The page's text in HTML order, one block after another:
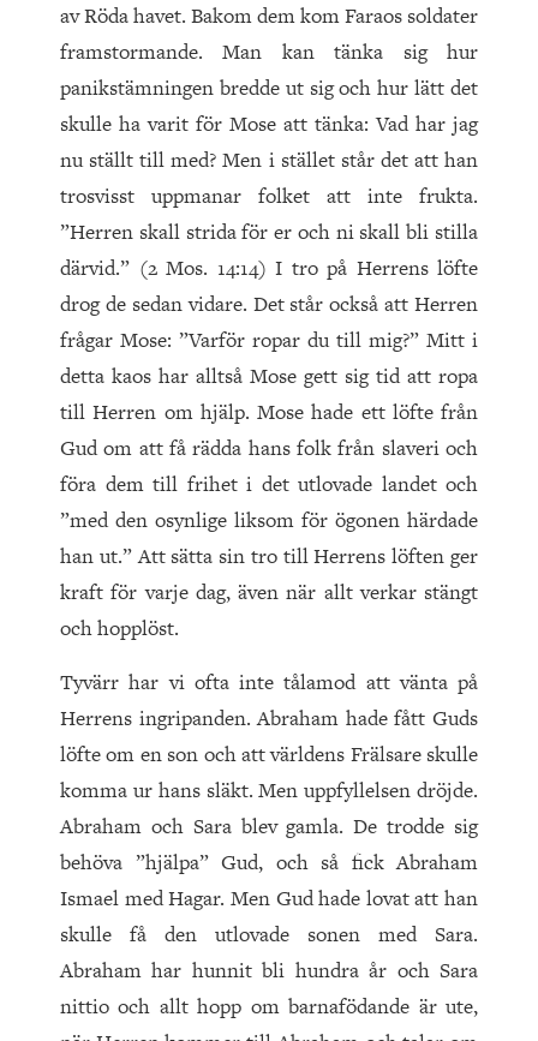
av Röda havet. Bakom dem kom Faraos soldater
framstormande. Man kan tänka sig hur
panikstämningen bredde ut sig och hur lätt det
skulle ha varit för Mose att tänka: Vad har jag
nu ställt till med? Men i stället står det att han
trosvisst uppmanar folket att inte frukta.
”Herren skall strida för er och ni skall bli stilla
därvid.” (2 Mos. 14:14) I tro på Herrens löfte
drog de sedan vidare. Det står också att Herren
frågar Mose: ”Varför ropar du till mig?” Mitt i
detta kaos har alltså Mose gett sig tid att ropa
till Herren om hjälp. Mose hade ett löfte från
Gud om att få rädda hans folk från slaveri och
föra dem till frihet i det utlovade landet och
”med den osynlige liksom för ögonen härdade
han ut.” Att sätta sin tro till Herrens löften ger
kraft för varje dag, även när allt verkar stängt
och hopplöst.
Tyvärr har vi ofta inte tålamod att vänta på
Herrens ingripanden. Abraham hade fått Guds
löfte om en son och att världens Frälsare skulle
komma ur hans släkt. Men uppfyllelsen dröjde.
Abraham och Sara blev gamla. De trodde sig
behöva ”hjälpa” Gud, och så fick Abraham
Ismael med Hagar. Men Gud hade lovat att han
skulle få den utlovade sonen med Sara.
Abraham har hunnit bli hundra år och Sara
nittio och allt hopp om barnafödande är ute,